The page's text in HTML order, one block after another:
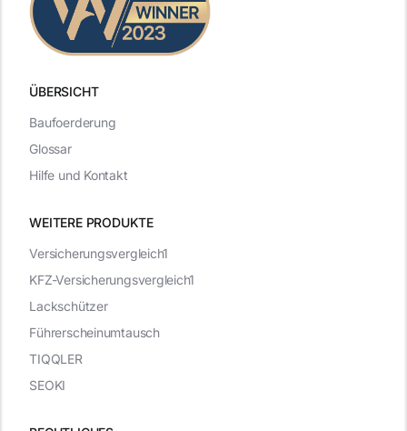
ÜBERSICHT
WEITERE PRODUKTE
Versicherungsvergleich1
KFZ-Versicherungsvergleich1
Lackschützer
Führerscheinumtausch
TIQQLER
SEOKI
Baufoerderung
Glossar
Hilfe und Kontakt